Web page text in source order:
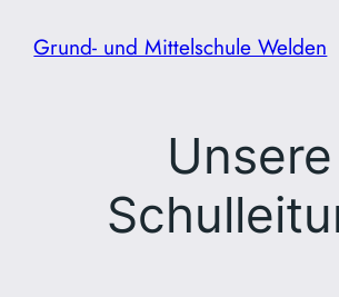
Inhalt
Grund- und Mittelschule Welden
Unsere